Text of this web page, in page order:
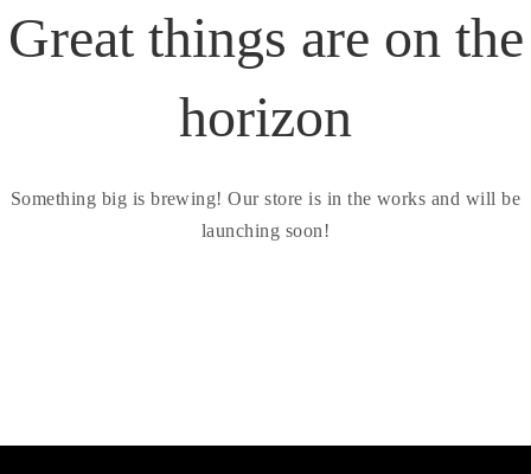
Great things are on the
horizon
Something big is brewing! Our store is in the works and will be
launching soon!